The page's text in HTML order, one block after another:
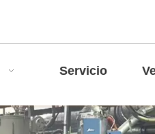
Servicio